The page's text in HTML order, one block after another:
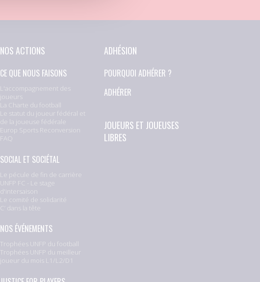
NOS ACTIONS
CE QUE NOUS FAISONS
L'accompagnement des
joueurs
La Charte du football
Le statut du joueur fédéral et
de la joueuse fédérale
Europ Sports Reconversion
FAQ
SOCIAL ET SOCIÉTAL
Le pécule de fin de carrière
UNFP FC - Le stage
d'intersaison
Le comité de solidarité
C’ dans la tête
NOS ÉVÉNEMENTS
Trophées UNFP du football
Trophées UNFP du meilleur
joueur du mois L1/L2/D1
ADHÉSION
POURQUOI ADHÉRER ?
ADHÉRER
JOUEURS ET JOUEUSES
LIBRES